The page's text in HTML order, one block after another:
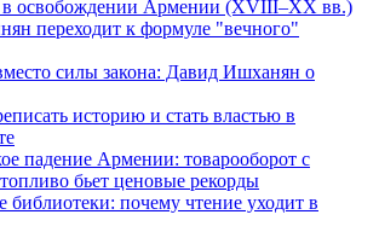
в освобождении Армении (XVIII–XX вв.)
переходит к формуле "вечного"
силы закона: Давид Ишханян о
историю и стать властью в
падение Армении: товарооборот с
бьет ценовые рекорды
библиотеки: почему чтение уходит в